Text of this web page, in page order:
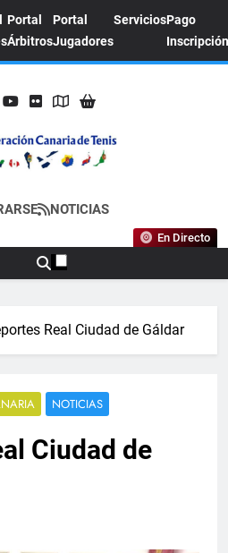
Portal
Árbitros
Portal
Jugadores
ServiciosPago
Inscripción
DE
TENIS
De La Federación Canaria De
NOTICIAS
En Directo
Real Ciudad de Gáldar
NOTICIAS
Ciudad de